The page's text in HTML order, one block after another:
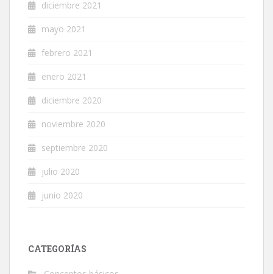
diciembre 2021
mayo 2021
febrero 2021
enero 2021
diciembre 2020
noviembre 2020
septiembre 2020
julio 2020
junio 2020
CATEGORÍAS